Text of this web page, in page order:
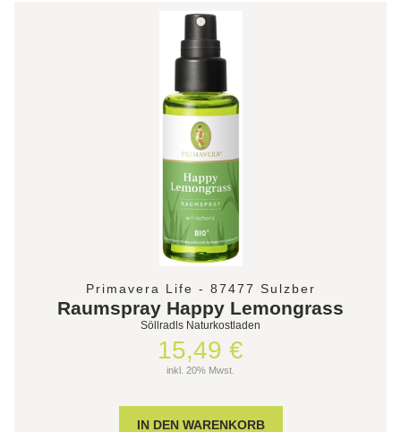
Primavera Life - 87477 Sulzber
Raumspray Happy Lemongrass
Söllradls Naturkostladen
15,49 €
inkl. 20% Mwst.